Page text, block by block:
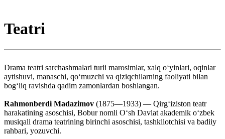
Teatri
Drama teatri sarchashmalari turli marosimlar, xalq oʻyinlari, oqinlar
aytishuvi, manaschi, qoʻmuzchi va qiziqchilarning faoliyati bilan
bogʻliq ravishda qadim zamonlardan boshlangan.
Rahmonberdi Madazimov (1875—1933) — Qirgʻiziston teatr
harakatining asoschisi, Bobur nomli Oʻsh Davlat akademik oʻzbek
musiqali drama teatrining birinchi asoschisi, tashkilotchisi va badiiy
rahbari, yozuvchi.